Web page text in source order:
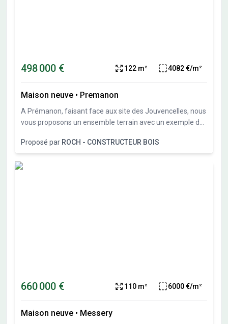
498 000 € 122 m² 4082 €/m²
Maison neuve • Premanon
A Prémanon, faisant face aux site des Jouvencelles, nous
vous proposons un ensemble terrain avec un exemple de
convenance. Terrain exposé sud.
Proposé par ROCH - CONSTRUCTEUR BOIS
660 000 € 110 m² 6000 €/m²
Maison neuve • Messery